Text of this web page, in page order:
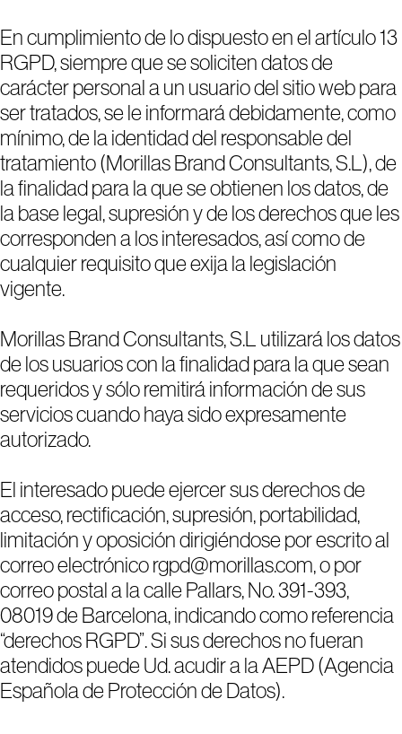
En cumplimiento de lo dispuesto en el artículo 13
RGPD, siempre que se soliciten datos de
carácter personal a un usuario del sitio web para
ser tratados, se le informará debidamente, como
mínimo, de la identidad del responsable del
tratamiento (Morillas Brand Consultants, S.L), de
la finalidad para la que se obtienen los datos, de
la base legal, supresión y de los derechos que les
corresponden a los interesados, así como de
cualquier requisito que exija la legislación
vigente.
Morillas Brand Consultants, S.L utilizará los datos
de los usuarios con la finalidad para la que sean
requeridos y sólo remitirá información de sus
servicios cuando haya sido expresamente
autorizado.
El interesado puede ejercer sus derechos de
acceso, rectificación, supresión, portabilidad,
limitación y oposición dirigiéndose por escrito al
correo electrónico rgpd@morillas.com, o por
correo postal a la calle Pallars, No. 391-393,
08019 de Barcelona, indicando como referencia
“derechos RGPD”. Si sus derechos no fueran
atendidos puede Ud. acudir a la AEPD (Agencia
Española de Protección de Datos).